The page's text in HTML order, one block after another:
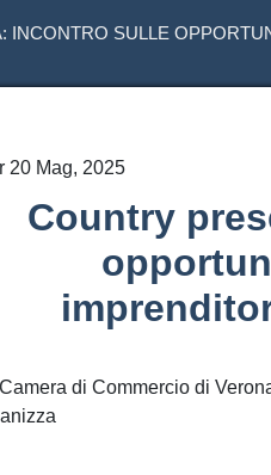
INCONTRO SULLE
20 Mag, 2025
Country
di Commercio di